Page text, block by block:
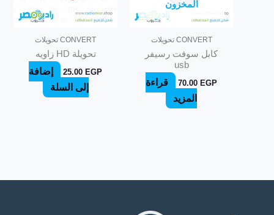
المخزون
CONVERT تحويلات
كابل سوفت رسيفر
usb
70.00 EGP
قراءة
المزيد
CONVERT تحويلات
تحويلة HD زاويه
25.00 EGP
إضافة
إلى السلة